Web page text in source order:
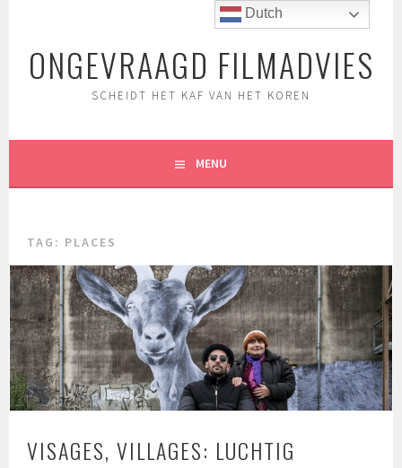
inhoudONGEVRAAGD FILMADVIES
SCHEIDT HET KAF VAN HET KOREN
MENU
TAG: PLACES
VISAGES, VILLAGES: LUCHTIG
Dutch